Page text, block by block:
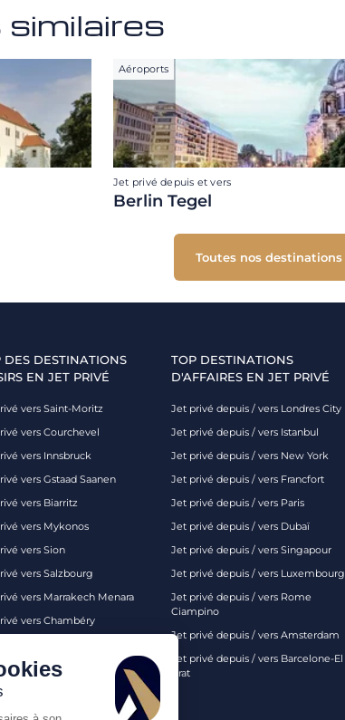
Aéroports
Jet privé depuis et vers
Berlin Tegel
Toutes nos destinations
DES DESTINATIONS
EN JET PRIVÉ
vers Saint-Moritz
vers Courchevel
vers Innsbruck
vers Gstaad Saanen
vers Biarritz
vers Mykonos
vers Sion
vers Salzbourg
vers Marrakech Menara
vers Chambéry
vers Londres
TOP DESTINATIONS
D'AFFAIRES EN JET PRIVÉ
Jet privé depuis / vers Londres City
Jet privé depuis / vers Istanbul
Jet privé depuis / vers New York
Jet privé depuis / vers Francfort
Jet privé depuis / vers Paris
Jet privé depuis / vers Dubaï
Jet privé depuis / vers Singapour
Jet privé depuis / vers Luxembourg
Jet privé depuis / vers Rome
Ciampino
Jet privé depuis / vers Amsterdam
Jet privé depuis / vers Barcelone-El
Prat